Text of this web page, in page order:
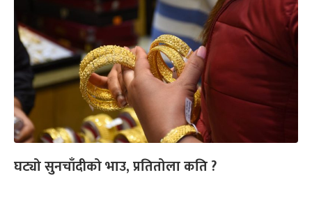
घट्यो सुनचाँदीको भाउ, प्रतितोला कति ?